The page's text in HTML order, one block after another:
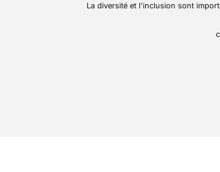
La diversité et l'inclusion sont